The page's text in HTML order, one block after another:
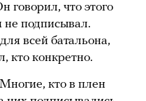
говорил, что этого
не подписывал.
всей батальона,
кто конкретно.
кто в плен